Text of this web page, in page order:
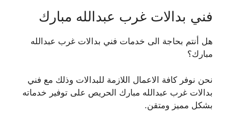
فني بدالات غرب عبدالله مبارك
هل أنتم بحاجة الى خدمات فني بدالات غرب عبدالله
مبارك؟
نحن نوفر كافة الاعمال اللازمة للبدالات وذلك مع فني
بدالات غرب عبدالله مبارك الحريص على توفير خدماته
بشكل مميز ومتقن.